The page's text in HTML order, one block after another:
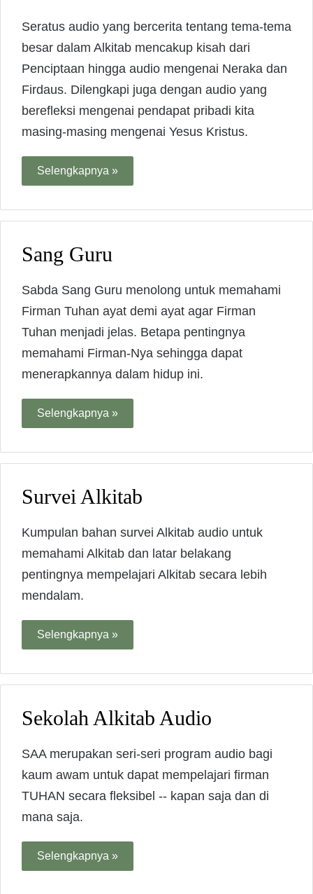
Seratus audio yang bercerita tentang tema-tema
besar dalam Alkitab mencakup kisah dari
Penciptaan hingga audio mengenai Neraka dan
Firdaus. Dilengkapi juga dengan audio yang
berefleksi mengenai pendapat pribadi kita
masing-masing mengenai Yesus Kristus.
Selengkapnya »
Sang Guru
Sabda Sang Guru menolong untuk memahami
Firman Tuhan ayat demi ayat agar Firman
Tuhan menjadi jelas. Betapa pentingnya
memahami Firman-Nya sehingga dapat
menerapkannya dalam hidup ini.
Selengkapnya »
Survei Alkitab
Kumpulan bahan survei Alkitab audio untuk
memahami Alkitab dan latar belakang
pentingnya mempelajari Alkitab secara lebih
mendalam.
Selengkapnya »
Sekolah Alkitab Audio
SAA merupakan seri-seri program audio bagi
kaum awam untuk dapat mempelajari firman
TUHAN secara fleksibel -- kapan saja dan di
mana saja.
Selengkapnya »